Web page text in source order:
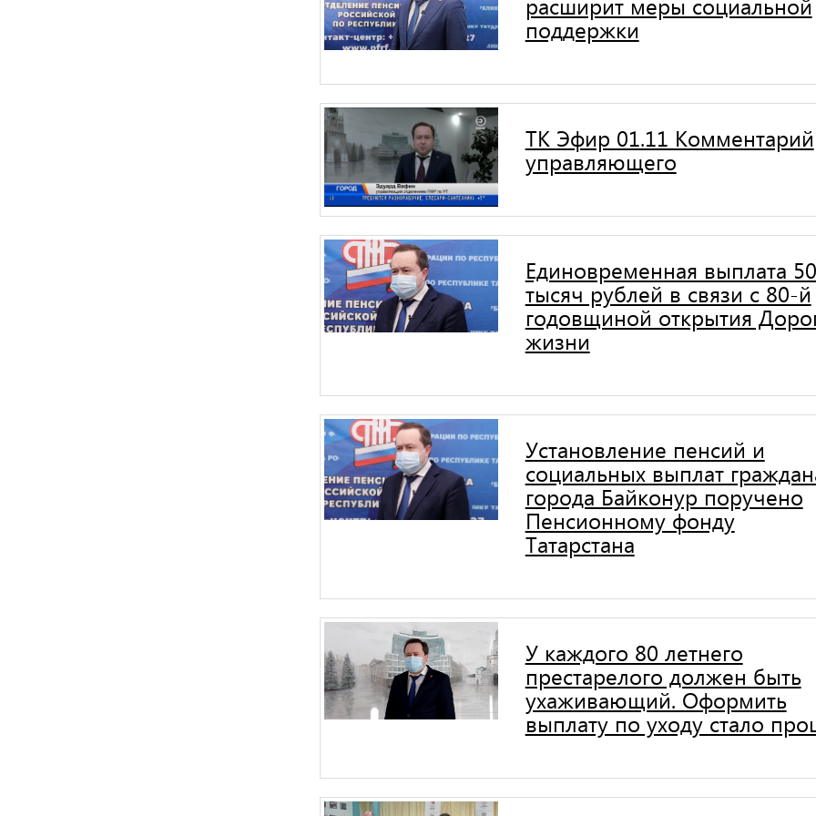
поддержки
ТК Эфир 01.11 Комментарий
управляющего
Единовременная выплата 50
тысяч рублей в связи с 80-й
годовщиной открытия
жизни
Установление пенсий и
социальных выплат
города Байконур поручено
Пенсионному фонду
Татарстана
У каждого 80 летнего
престарелого должен быть
ухаживающий. Оформить
выплату по уходу стало